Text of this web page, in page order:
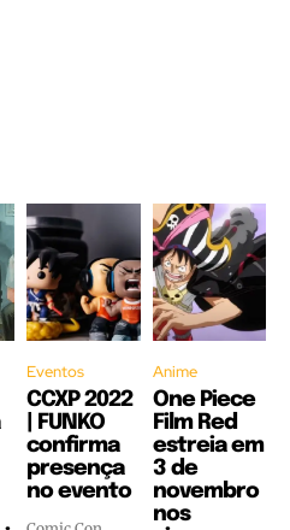
Eventos
CCXP 2022
| FUNKO
confirma
presença
no evento
Anime
One Piece
Film Red
estreia em
3 de
novembro
nos